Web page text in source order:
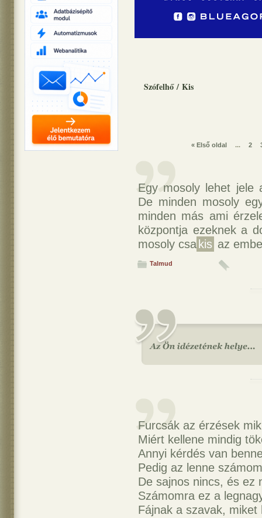
Szófelhő / Kis
« Első oldal ... 2
Egy mosoly lehet jele
De minden mosoly
minden más ami
központja ezeknek a
mosoly csa kis az
Talmud
Furcsák az érzések
Miért kellene mindig
Annyi kérdés van
Pedig az lenne
De sajnos nincs, és ez
Számomra ez a
Fájnak a szavak, miket